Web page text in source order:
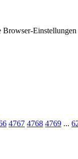
4767 4768 4769 ...